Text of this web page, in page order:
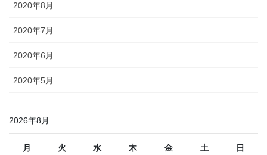
2020年8月
2020年7月
2020年6月
2020年5月
2026年8月
月 火 水 木 金 土 日